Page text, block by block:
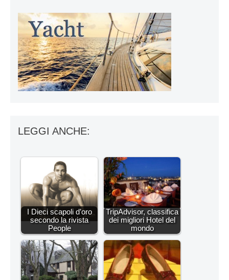
LEGGI ANCHE:
I Dieci scapoli d’oro
secondo la rivista
People
TripAdvisor, classifica
dei migliori Hotel del
mondo